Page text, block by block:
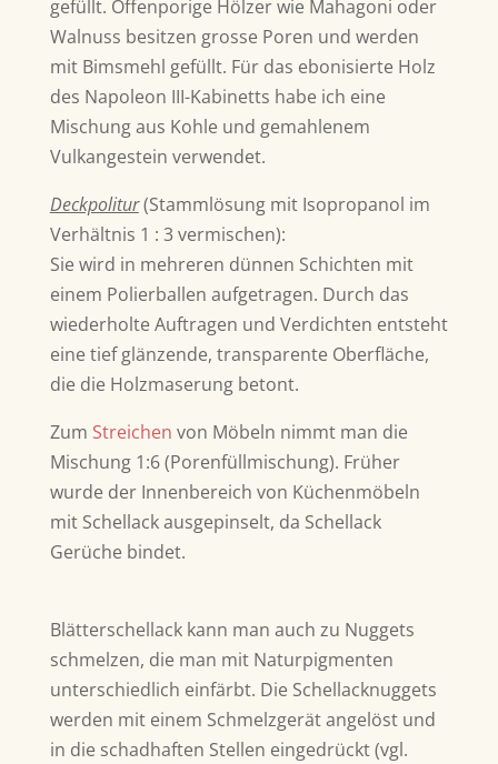
gefüllt. Offenporige Hölzer wie Mahagoni oder
Walnuss besitzen grosse Poren und werden
mit Bimsmehl gefüllt. Für das ebonisierte Holz
des Napoleon III-Kabinetts habe ich eine
Mischung aus Kohle und gemahlenem
Vulkangestein verwendet.
Deckpolitur(Stammlösung mit Isopropanol im
Verhältnis 1 : 3 vermischen):
Sie wird in mehreren dünnen Schichten mit
einem Polierballen aufgetragen. Durch das
wiederholte Auftragen und Verdichten entsteht
eine tief glänzende, transparente Oberfläche,
die die Holzmaserung betont.
Zum Streichen von Möbeln nimmt man die
Mischung 1:6 (Porenfüllmischung). Früher
wurde der Innenbereich von Küchenmöbeln
mit Schellack ausgepinselt, da Schellack
Gerüche bindet.
Blätterschellack kann man auch zu Nuggets
schmelzen, die man mit Naturpigmenten
unterschiedlich einfärbt. Die Schellacknuggets
werden mit einem Schmelzgerät angelöst und
in die schadhaften Stellen eingedrückt (vgl.